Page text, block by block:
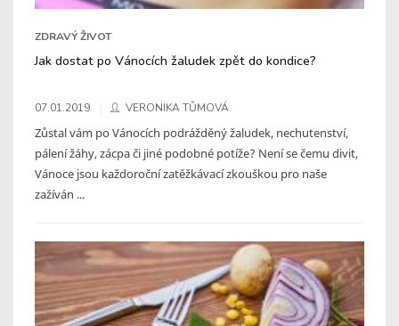
ZDRAVÝ ŽIVOT
Jak dostat po Vánocích žaludek zpět do kondice?
07.01.2019 VERONIKA TŮMOVÁ
Zůstal vám po Vánocích podrážděný žaludek, nechutenství,
pálení žáhy, zácpa či jiné podobné potíže? Není se čemu divit,
Vánoce jsou každoroční zatěžkávací zkouškou pro naše
zažíván ...